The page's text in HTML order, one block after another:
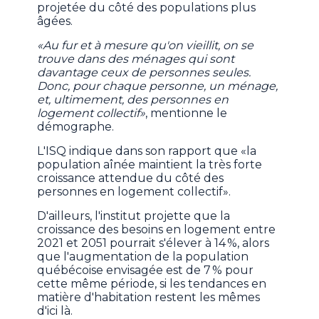
projetée du côté des populations plus
âgées.
«Au fur et à mesure qu'on vieillit, on se
trouve dans des ménages qui sont
davantage ceux de personnes seules.
Donc, pour chaque personne, un ménage,
et, ultimement, des personnes en
logement collectif», mentionne le
démographe.
L'ISQ indique dans son rapport que «la
population aînée maintient la très forte
croissance attendue du côté des
personnes en logement collectif».
D'ailleurs, l'institut projette que la
croissance des besoins en logement entre
2021 et 2051 pourrait s'élever à 14 %, alors
que l'augmentation de la population
québécoise envisagée est de 7 % pour
cette même période, si les tendances en
matière d'habitation restent les mêmes
d'ici là.